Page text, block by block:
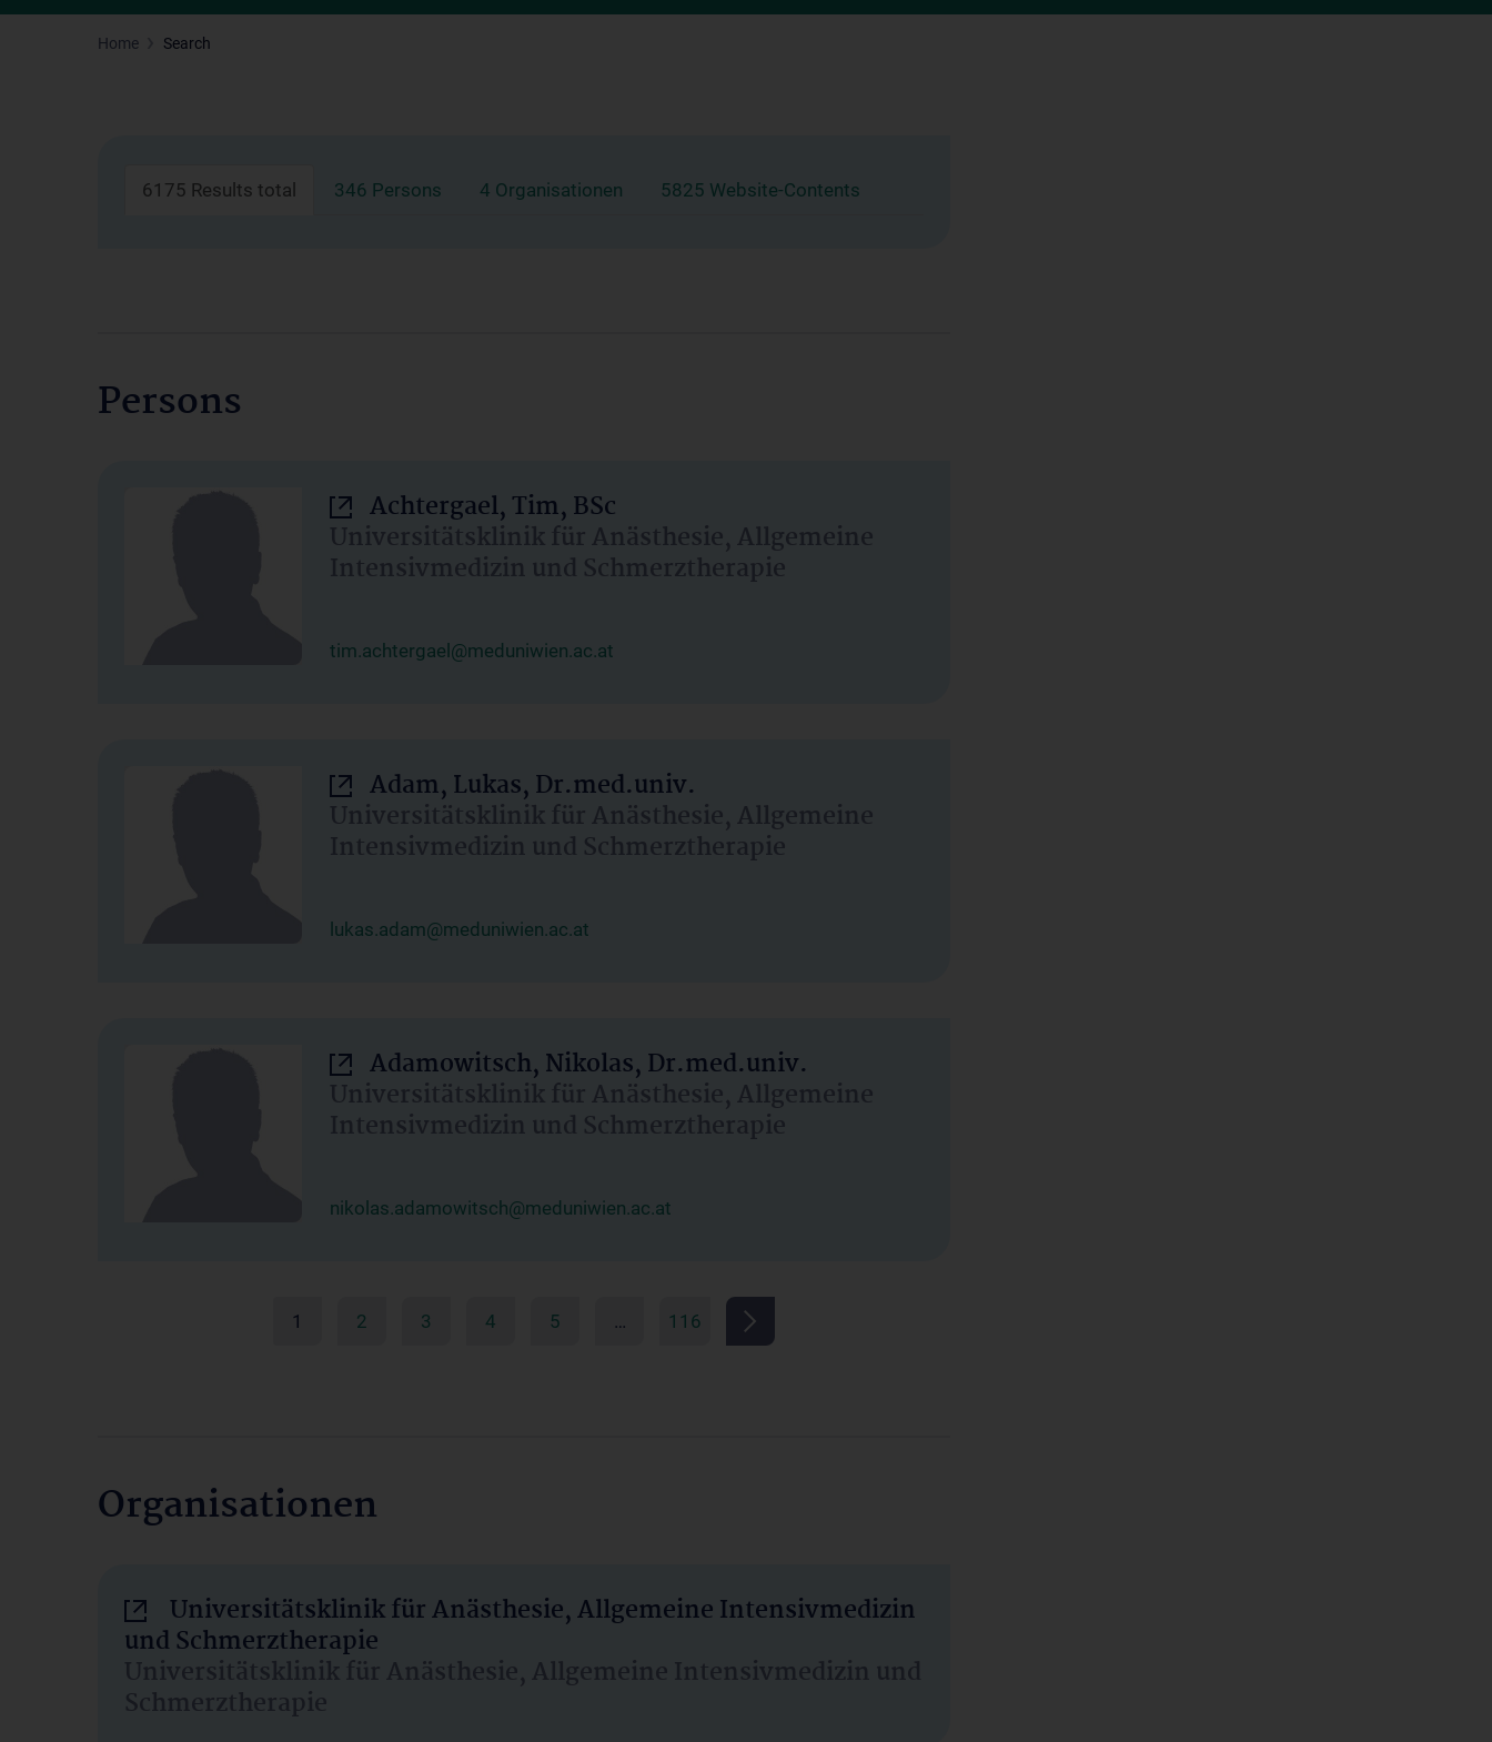
Home Search
6175 Results total 346 Persons 4 Organisationen 5825 Website-Contents
Persons
Achtergael, Tim, BSc
Universitätsklinik für Anästhesie, Allgemeine
Intensivmedizin und Schmerztherapie
tim.achtergael@meduniwien.ac.at
Adam, Lukas, Dr.med.univ.
Universitätsklinik für Anästhesie, Allgemeine
Intensivmedizin und Schmerztherapie
lukas.adam@meduniwien.ac.at
Adamowitsch, Nikolas, Dr.med.univ.
Universitätsklinik für Anästhesie, Allgemeine
Intensivmedizin und Schmerztherapie
nikolas.adamowitsch@meduniwien.ac.at
1 2 3 4 5 … 116
Organisationen
Universitätsklinik für Anästhesie, Allgemeine Intensivmedizin
und Schmerztherapie
Universitätsklinik für Anästhesie, Allgemeine Intensivmedizin und
Schmerztherapie